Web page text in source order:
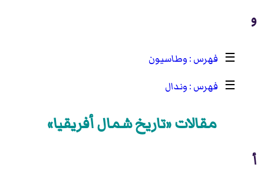
و
☰
وطاسيون
☰
وندال
مقالات «تاريخ شمال أفريقيا»
أ